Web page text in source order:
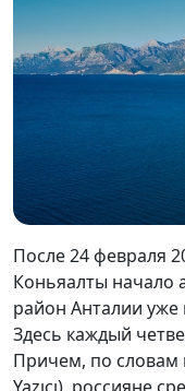
После 24 февраля
Коньяалты начало
район Анталии
Здесь каждый
Причем, по словам